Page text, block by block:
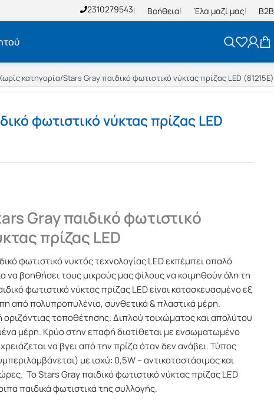
2310279543 Βοήθεια Έλα μαζί μας B2B
κατηγορία/Stars Gray παιδικό φωτιστικό νύκτας πρίζας LED (81215E)
φωτιστικό νύκτας πρίζας LED
Gray παιδικό φωτιστικό
πρίζας LED
φωτιστικό νυκτός τεχνολογίας LED εκπέμπει απαλό
να βοηθήσει τους μικρούς μας φίλους να κοιμηθούν όλη τη
φωτιστικό νύκτας πρίζας LED είναι κατασκευασμένο εξ
από πολυπροπυλένιο, συνθετικά & πλαστικά μέρη.
τοποθέτησης. Διπλού τοιχώματος και απολύτου
μέρη. Κρύο στην επαφή διατίθεται με ενσωματωμένο
να βγει από την πρίζα όταν δεν ανάβει. Τύπος
με ισχύ: 0,5W – αντικαταστάσιμος και
Το Stars Gray παιδικό φωτιστικό νύκτας πρίζας LED
παιδικά φωτιστικάτης συλλογής.